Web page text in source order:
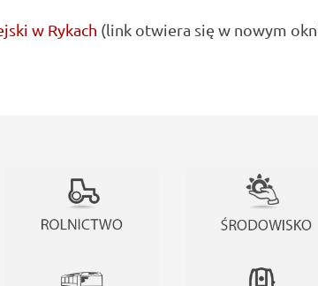
w Rykach (link otwiera się w nowym